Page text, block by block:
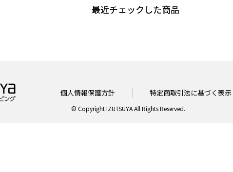
最近チェックした商品
個人情報保護方針 特定商取引法に基づく表示
© Copyright IZUTSUYA All Rights Reserved.